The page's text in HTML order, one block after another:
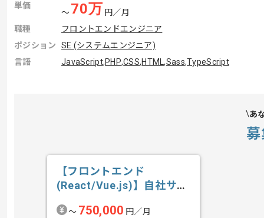
単価
〜70万 円／月
職種
フロントエンドエンジニア
ポジション
SE (システムエンジニア)
言語
JavaScript,PHP,CSS,HTML,Sass,TypeScript
あ
【フロントエンド
(React/Vue.js)】自社サー
〜 750,000 円／月